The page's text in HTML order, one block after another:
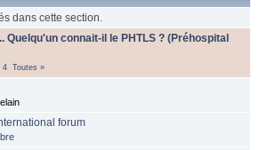
dans cette section.
Quelqu'un connait-il le PHTLS ? (Préhospital
4 Toutes »
forum